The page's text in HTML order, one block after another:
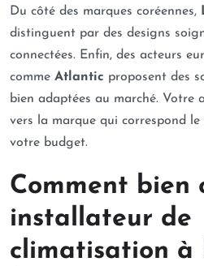
Du côté des marques coréennes,
distinguent par des designs
connectées. Enfin, des acteurs
comme Atlantic proposent des
bien adaptées au marché. Votre
vers la marque qui correspond
votre budget.
Comment bien
installateur de
climatisation à